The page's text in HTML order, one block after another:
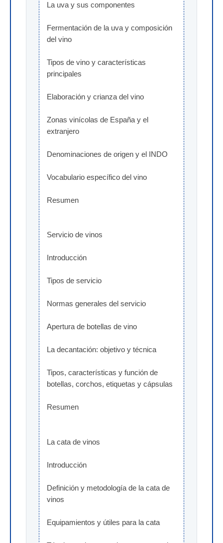
La uva y sus componentes
Fermentación de la uva y composición
del vino
Tipos de vino y características
principales
Elaboración y crianza del vino
Zonas vinícolas de España y el
extranjero
Denominaciones de origen y el INDO
Vocabulario específico del vino
Resumen
Servicio de vinos
Introducción
Tipos de servicio
Normas generales del servicio
Apertura de botellas de vino
La decantación: objetivo y técnica
Tipos, características y función de
botellas, corchos, etiquetas y cápsulas
Resumen
La cata de vinos
Introducción
Definición y metodología de la cata de
vinos
Equipamientos y útiles para la cata